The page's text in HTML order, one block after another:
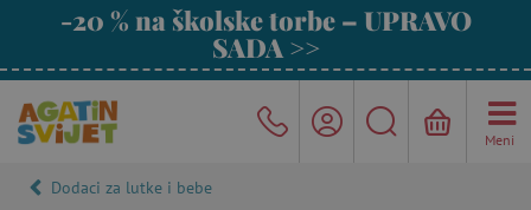
-20 % na školske torbe – UPRAVO
SADA >>
Meni
Dodaci za lutke i bebe